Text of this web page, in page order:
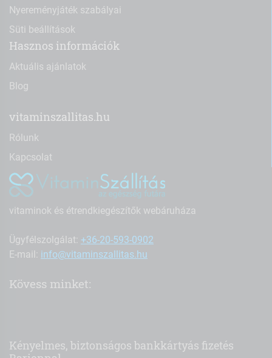
Nyereményjáték szabályai
Süti beállítások
Hasznos információk
Aktuális ajánlatok
Blog
vitaminszallitas.hu
Rólunk
Kapcsolat
vitaminok és étrendkiegészítők webáruháza
Ügyfélszolgálat: +36-20-593-0902
E-mail: info@vitaminszallitas.hu
Kövess minket:
Kényelmes, biztonságos bankkártyás fizetés